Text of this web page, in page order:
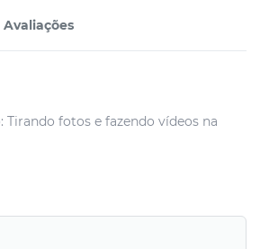
Avaliações
fotos e fazendo vídeos na